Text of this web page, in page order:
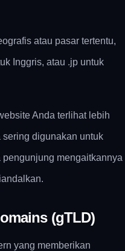
atau pasar tertentu,
Inggris, atau .jp untuk
Anda terlihat lebih
digunakan untuk
mengaitkannya
(gTLD)
yang memberikan